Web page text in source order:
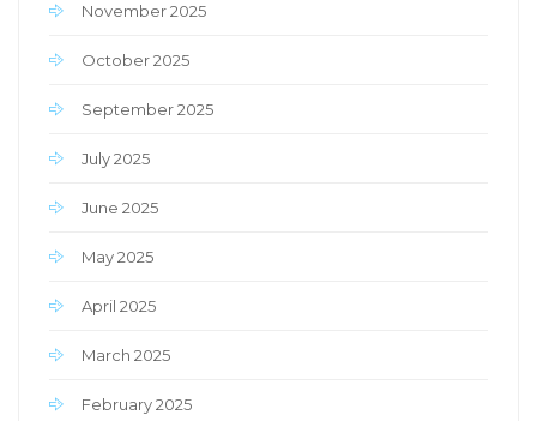
November 2025
October 2025
September 2025
July 2025
June 2025
May 2025
April 2025
March 2025
February 2025